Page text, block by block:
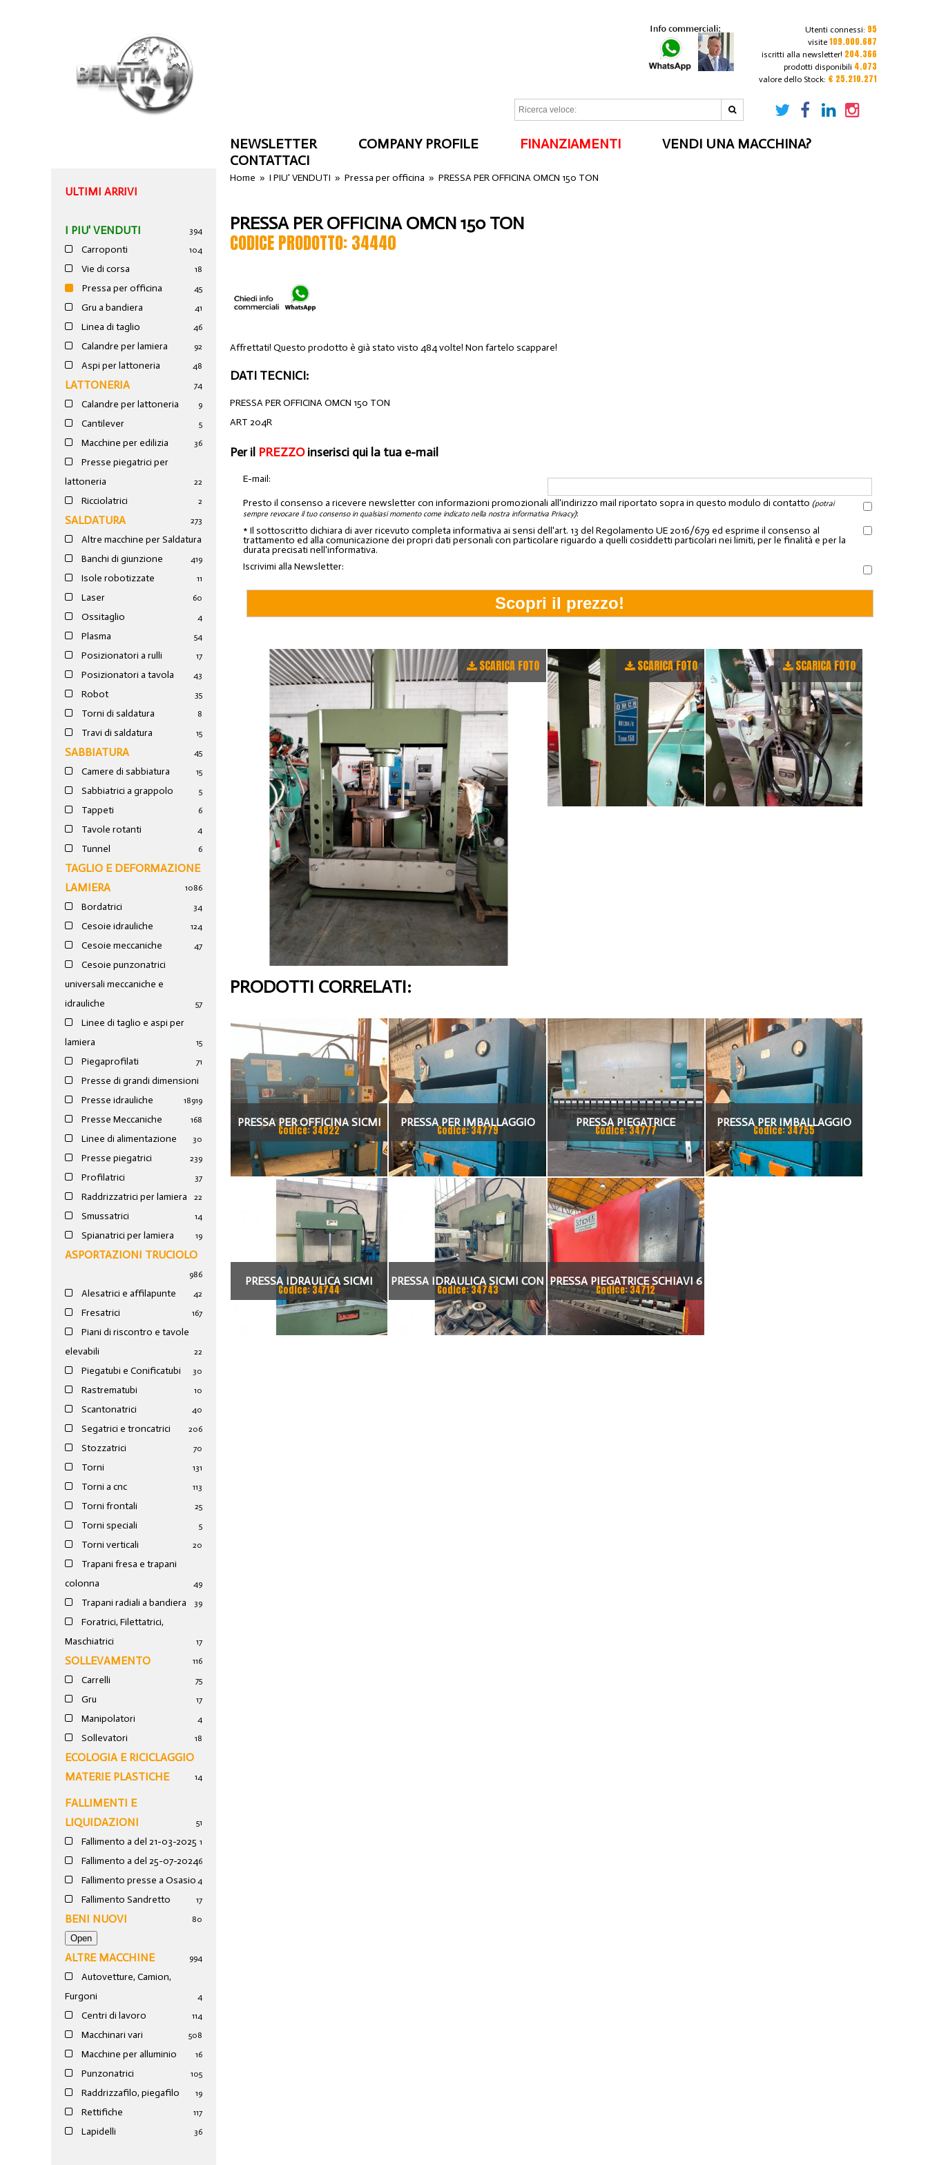
Utenti connessi: 95
visite 109.000.687
iscritti alla newsletter! 204.366
prodotti disponibili 4.073
valore dello Stock: € 25.210.271
NEWSLETTER COMPANY PROFILE FINANZIAMENTI
VENDI UNA MACCHINA?
CONTATTACI
ULTIMI ARRIVI
I PIU' VENDUTI 394
Carroponti 104
Vie di corsa 18
Pressa per officina 45
Gru a bandiera 41
Linea di taglio 46
Calandre per lamiera 92
Aspi per lattoneria 48
LATTONERIA 74
Calandre per lattoneria 9
Cantilever 5
Macchine per edilizia 36
Presse piegatrici per
lattoneria
22
Ricciolatrici 2
SALDATURA 273
Altre macchine per Saldatura
19
Banchi di giunzione 4
Isole robotizzate 11
Laser 60
Ossitaglio 4
Plasma 54
Posizionatori a rulli 17
Posizionatori a tavola 43
Robot 35
Torni di saldatura 8
Travi di saldatura 15
SABBIATURA 45
Camere di sabbiatura 15
Sabbiatrici a grappolo 5
Tappeti 6
Tavole rotanti 4
Tunnel 6
TAGLIO E DEFORMAZIONE
LAMIERA
1086
Bordatrici 34
Cesoie idrauliche 124
Cesoie meccaniche 47
Cesoie punzonatrici
universali meccaniche e
idrauliche
57
Linee di taglio e aspi per
lamiera
15
Piegaprofilati 71
Presse di grandi dimensioni
19
Presse idrauliche 189
Presse Meccaniche 168
Linee di alimentazione 30
Presse piegatrici 239
Profilatrici 37
Raddrizzatrici per lamiera 22
Smussatrici 14
Spianatrici per lamiera 19
ASPORTAZIONI TRUCIOLO
986
Alesatrici e affilapunte 42
Fresatrici 167
Piani di riscontro e tavole
elevabili
22
Piegatubi e Conificatubi 30
Rastrematubi 10
Scantonatrici 40
Segatrici e troncatrici 206
Stozzatrici 70
Torni 131
Torni a cnc 113
Torni frontali 25
Torni speciali 5
Torni verticali 20
Trapani fresa e trapani
colonna
49
Trapani radiali a bandiera 39
Foratrici, Filettatrici,
Maschiatrici
17
SOLLEVAMENTO 116
Carrelli 75
Gru 17
Manipolatori 4
Sollevatori 18
ECOLOGIA E RICICLAGGIO
MATERIE PLASTICHE
14
FALLIMENTI E
LIQUIDAZIONI
51
Fallimento a del 21-03-2025 1
Fallimento a del 25-07-20246
Fallimento presse a Osasio 4
Fallimento Sandretto 17
BENI NUOVI 80
ALTRE MACCHINE 994
Autovetture, Camion,
Furgoni
4
Centri di lavoro 114
Macchinari vari 508
Macchine per alluminio 16
Punzonatrici 105
Raddrizzafilo, piegafilo 19
Rettifiche 117
Lapidelli 36
Home »I PIU' VENDUTI »Pressa per officina »PRESSA PER OFFICINA OMCN 150 TON
PRESSA PER OFFICINA OMCN 150 TON
CODICE PRODOTTO: 34440
Affrettati! Questo prodotto è già stato visto 484 volte! Non fartelo scappare!
DATI TECNICI:
PRESSA PER OFFICINA OMCN 150 TON
ART 204R
Per il PREZZOinserisci qui la tua e-mail
E-mail:
Presto il consenso a ricevere newsletter con informazioni promozionali all'indirizzo mail riportato sopra in questo modulo di contatto (potrai
sempre revocare il tuo consenso in qualsiasi momento come indicato nella nostra informativa Privacy):
* Il sottoscritto dichiara di aver ricevuto completa informativa ai sensi dell'art. 13 del Regolamento UE 2016/679 ed esprime il consenso al
trattamento ed alla comunicazione dei propri dati personali con particolare riguardo a quelli cosiddetti particolari nei limiti, per le finalità e per la
durata precisati nell'informativa.
Iscrivimi alla Newsletter:
SCARICA FOTO SCARICA FOTO SCARICA FOTO
PRODOTTI CORRELATI:
PRESSA PER OFFICINA SICMI
100 TON
Codice: 34822
PRESSA PER IMBALLAGGIO
Codice: 34779
PRESSA PIEGATRICE
VIMERCATI 80X4175
Codice: 34777
PRESSA PER IMBALLAGGIO
ALBA PRESSE
Codice: 34755
PRESSA IDRAULICA SICMI
PISTONE FISSO 70 TON
Codice: 34744
PRESSA IDRAULICA SICMI CON
PISTONE MOBILE 100 TON
Codice: 34743
PRESSA PIEGATRICE SCHIAVI 6
ASSI 3000 X 100 TON
Codice: 34712